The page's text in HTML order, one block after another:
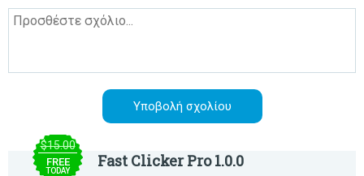
$15.00
FREE
TODAY
Fast Clicker Pro 1.0.0